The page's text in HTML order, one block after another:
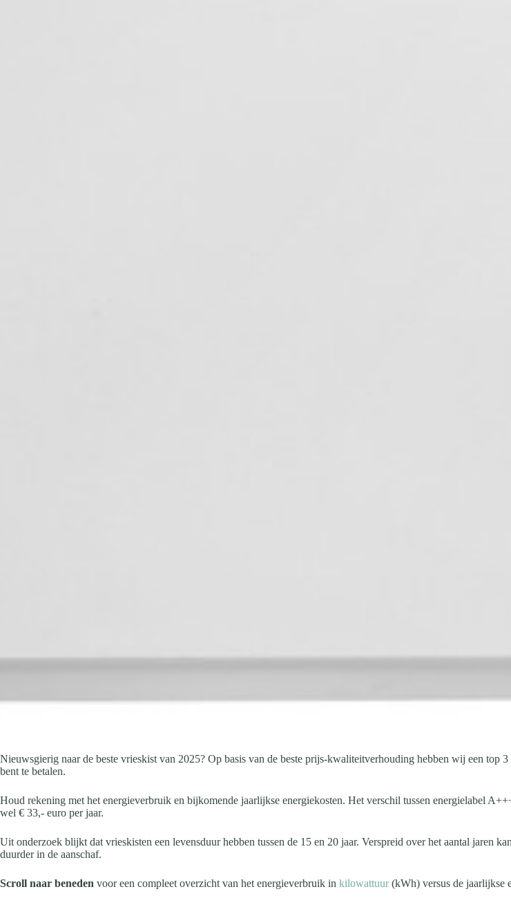
Nieuwsgierig naar de beste vrieskist van 2025? Op basis van de beste prijs-kwaliteitverhouding hebben wij een
bent te betalen.
Houd rekening met het energieverbruik en bijkomende jaarlijkse energiekosten. Het verschil tussen energielabel
wel € 33,- euro per jaar.
Uit onderzoek blijkt dat vrieskisten een levensduur hebben tussen de 15 en 20 jaar. Verspreid over het aantal jaren
duurder in de aanschaf.
Scroll naar beneden voor een compleet overzicht van het energieverbruik in kilowattuur(kWh) versus de jaarlijkse